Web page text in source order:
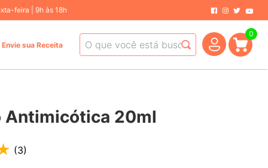
feira | 9h às 18h
Envie sua Receita
O que você está buscando hoje? 0
Antimicótica 20ml
(3)